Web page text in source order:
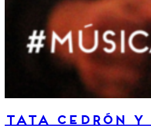
Tata Cedrón y